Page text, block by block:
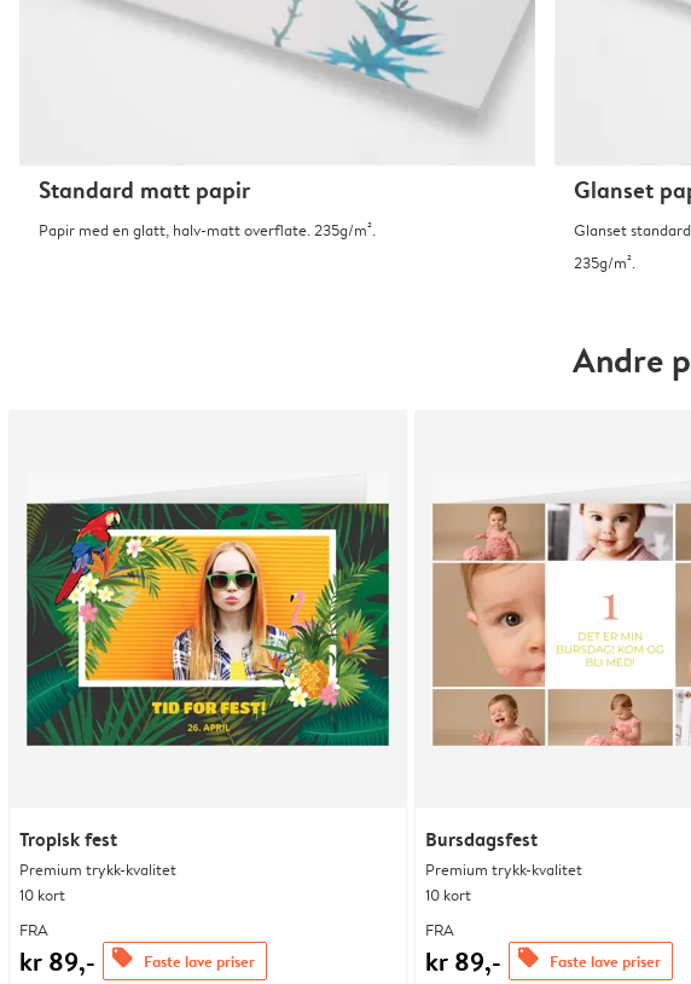
Standard matt papir
Papir med en glatt, halv-matt overflate. 235g/m².
Glanset
Glanset
235g/m².
Andre
Tropisk fest
Premium trykk-kvalitet
10 kort
FRA
kr 89,- offers Faste lave priser
Bursdagsfest
Premium trykk-kvalitet
10 kort
FRA
kr 89,- offers Faste lave priser